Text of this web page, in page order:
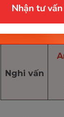
Nhận tư
Phủ định
Nghi vấn